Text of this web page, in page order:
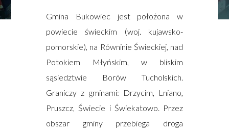
Gmina Bukowiec jest położona w
powiecie świeckim (woj. kujawsko-
pomorskie), na Równinie Świeckiej, nad
Potokiem Młyńskim, w bliskim
sąsiedztwie Borów Tucholskich.
Graniczy z gminami: Drzycim, Lniano,
Pruszcz, Świecie i Świekatowo. Przez
obszar gminy przebiega droga